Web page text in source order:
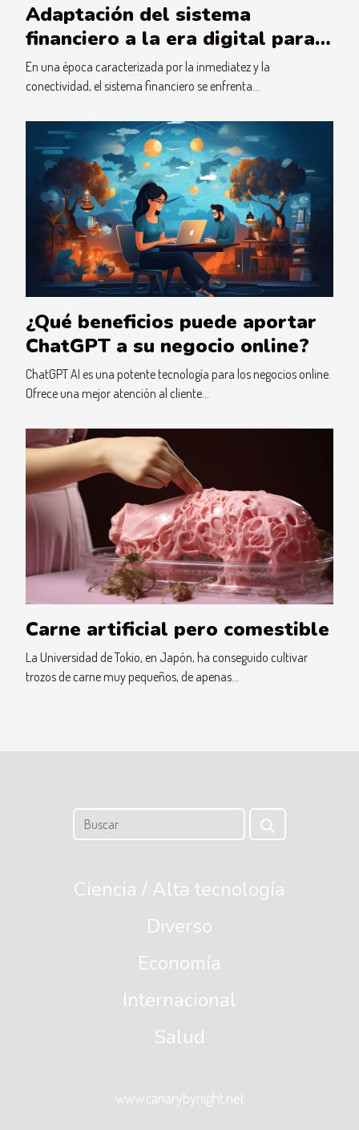
Adaptación del sistema
financiero a la era digital para
usuarios menores de edad
En una época caracterizada por la inmediatez y la
conectividad, el sistema financiero se enfrenta...
¿Qué beneficios puede aportar
ChatGPT a su negocio online?
ChatGPT AI es una potente tecnología para los negocios online.
Ofrece una mejor atención al cliente...
Carne artificial pero comestible
La Universidad de Tokio, en Japón, ha conseguido cultivar
trozos de carne muy pequeños, de apenas...
Ciencia / Alta tecnología
Diverso
Economía
Internacional
Salud
www.canarybynight.net